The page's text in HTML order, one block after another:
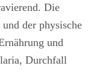
Die
der physische
und
Durchfall